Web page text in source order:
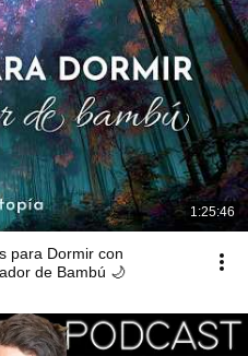
1:25:46
para Dormir con
de Bambú 🌙